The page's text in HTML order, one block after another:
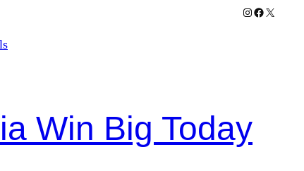
Instagram
Facebook
X
Win Big Today